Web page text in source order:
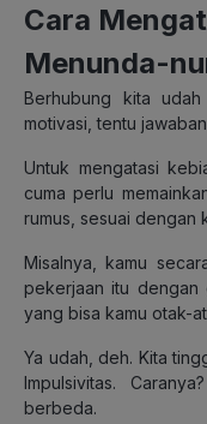
Cara
Menunda-
Berhubung kita
motivasi, tentu
Untuk mengatasi
cuma perlu
rumus, sesuai dengan
Misalnya, kamu
pekerjaan itu dengan
yang bisa kamu otak-
Ya udah, deh. Kita
Impulsivitas.
berbeda.